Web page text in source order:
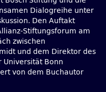
Dialogreihe unter
Den Auftakt
Stiftungsforum am
zwischen
und dem Direktor des
Universität Bonn
von dem Buchautor